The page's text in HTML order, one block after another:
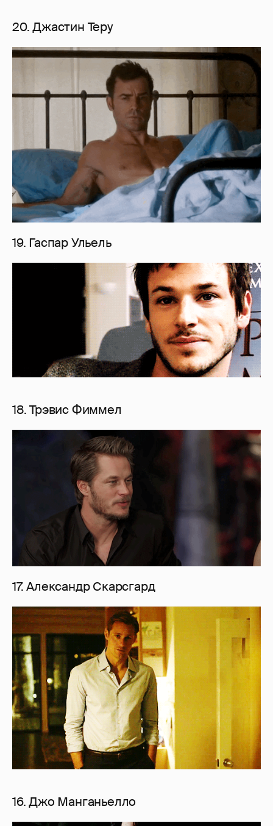
20. Джастин Теру
19. Гаспар Ульель
18. Трэвис Фиммел
17. Александр Скарсгард
16. Джо Манганьелло